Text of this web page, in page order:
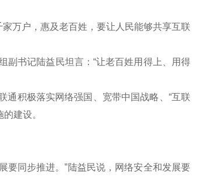
万户，惠及老百姓，要让人民能够共享互联
书记陆益民坦言：“让老百姓用得上、用得
积极落实网络强国、宽带中国战略、“互联
建设。
同步推进。”陆益民说，网络安全和发展要